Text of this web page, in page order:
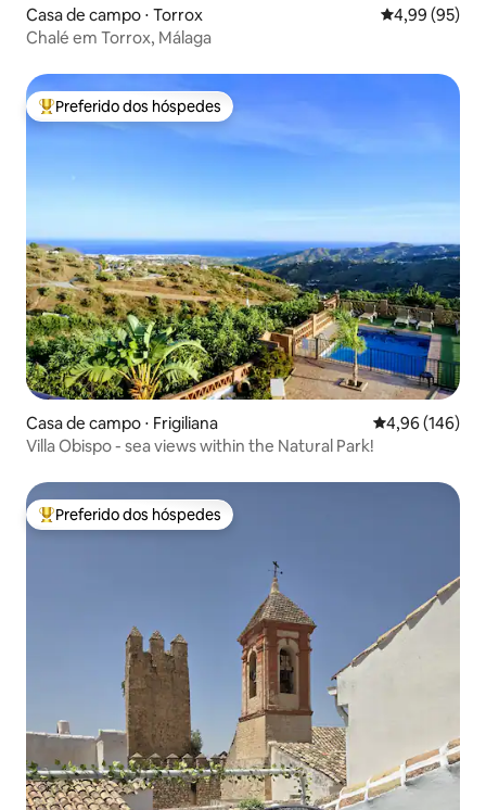
Casa de campo ⋅ Torrox 4,99 de uma
4,99 (95)
Chalé em Torrox, Málaga
Entre os melhores preferidos dos hóspedes
Preferido dos hóspedes
Casa de campo ⋅ Frigiliana 4,96 de uma
4,96 (146)
Villa Obispo - sea views within the Natural Park!
Entre os melhores preferidos dos hóspedes
Preferido dos hóspedes